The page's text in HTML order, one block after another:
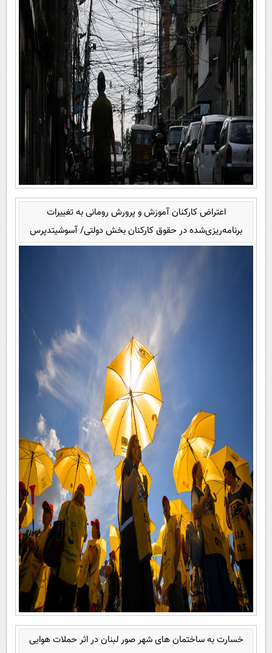
اعتراض کارکنان آموزش و پرورش رومانی به تغییرات
برنامه‌ریزی‌شده در حقوق کارکنان بخش دولتی/ آسوشیتدپرس
خسارت به ساختمان های شهر صور لبنان در اثر حملات هوایی